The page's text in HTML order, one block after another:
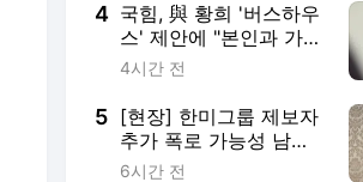
4 국힘, 與 황희 '버스하우
스' 제안에 "본인과 가족
이 1호로 입주해라"
4시간 전
5 [현장] 한미그룹 제보자
추가 폭로 가능성 남
겨⋯취득 경로는 여전히
6시간 전